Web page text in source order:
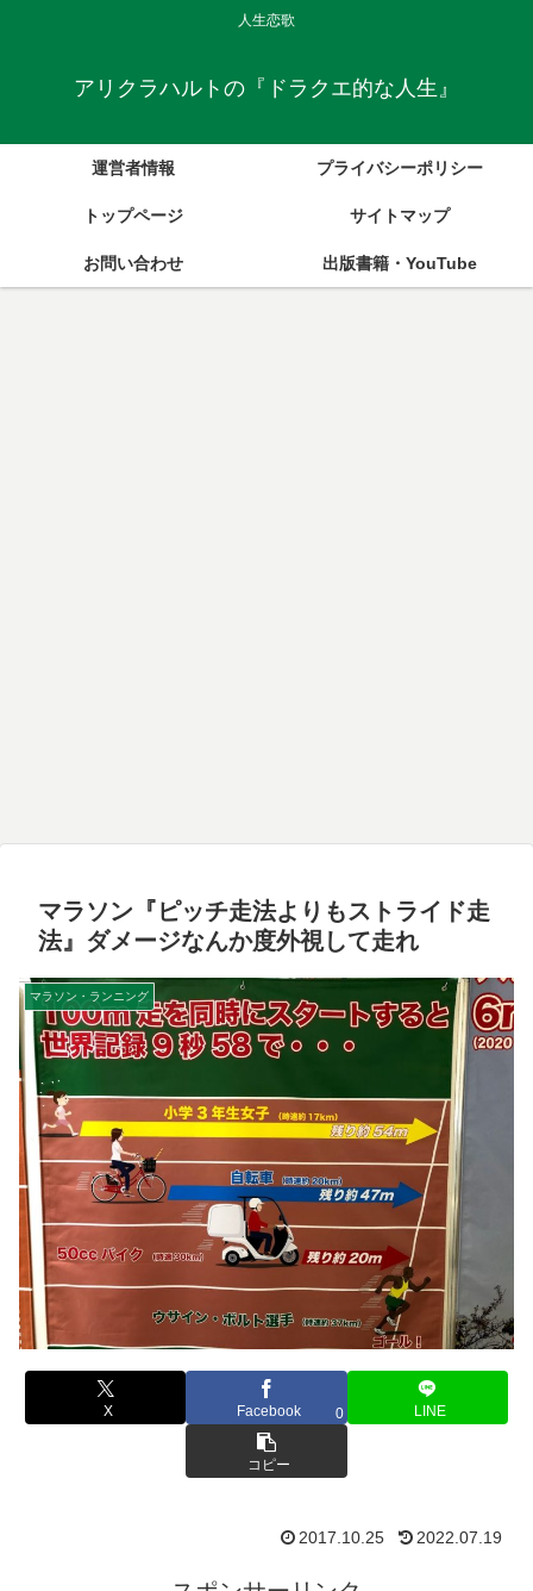
人生恋歌
アリクラハルトの『ドラクエ的な人生』
運営者情報 プライバシーポリシー
トップページ サイトマップ
お問い合わせ 出版書籍・YouTube
マラソン『ピッチ走法よりもストライド走
法』ダメージなんか度外視して走れ
マラソン・ランニング
X Facebook 0 LINE
コピー
2017.10.25 2022.07.19